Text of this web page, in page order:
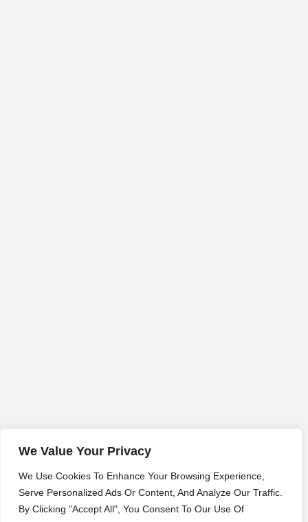
We Value Your Privacy
We Use Cookies To Enhance Your Browsing Experience,
Serve Personalized Ads Or Content, And Analyze Our Traffic.
By Clicking "Accept All", You Consent To Our Use Of